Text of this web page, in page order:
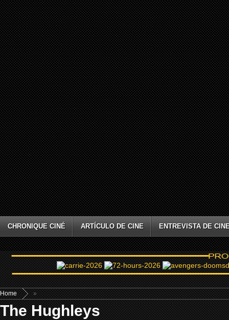
CHRONIQUE CINÉ ARTÍCULO DE CINE ENTREVISTA DE
Home »
The Hughleys